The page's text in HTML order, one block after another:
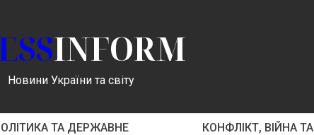
INFORM
Новини України та світу
ТА ДЕРЖАВНЕ
КОНФЛІКТ, ВІЙНА ТА